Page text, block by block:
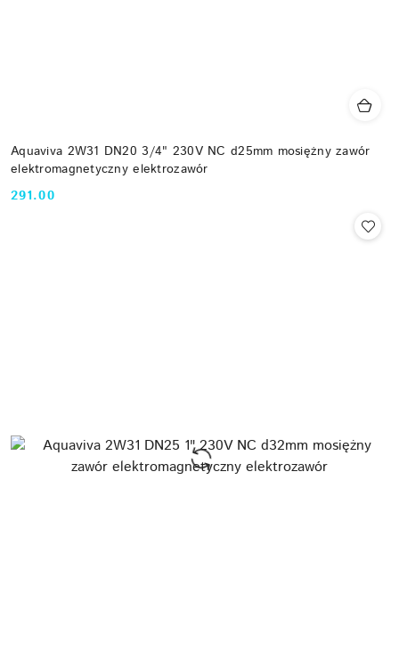
Aquaviva 2W31 DN20 3/4" 230V NC d25mm mosiężny zawór
elektromagnetyczny elektrozawór
Cena:
291.00